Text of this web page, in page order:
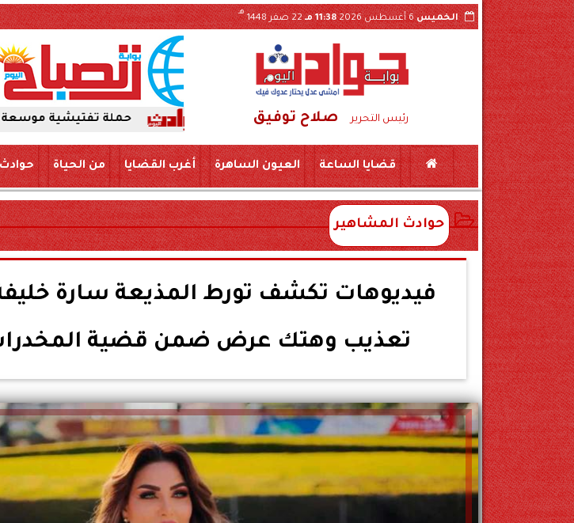
الخميس6 أغسطس 2026 11:38 مـ 22 صفر 1448
هـ
رئيس التحرير صلاح توفيق حملة تفتيشية موسعة وتحرير عشرات والقرارات الداخلية عبر «السوشيال ميديا»
قضايا الساعة العيون الساهرة أغرب القضايا من الحياة
حوادث المشاهير
فيديوهات تكشف تورط المذيعة سارة
تعذيب وهتك عرض ضمن قضية